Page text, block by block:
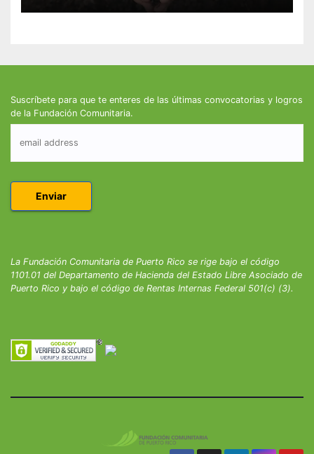
Suscríbete para que te enteres de las últimas convocatorias y logros
de la Fundación Comunitaria.
La Fundación Comunitaria de Puerto Rico se rige bajo el código
1101.01 del Departamento de Hacienda del Estado Libre Asociado de
Puerto Rico y bajo el código de Rentas Internas Federal 501(c) (3).